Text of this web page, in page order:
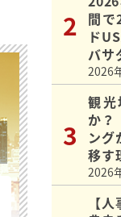
間で
ド
バサ
2026
観
か
ング
移す
2026
【